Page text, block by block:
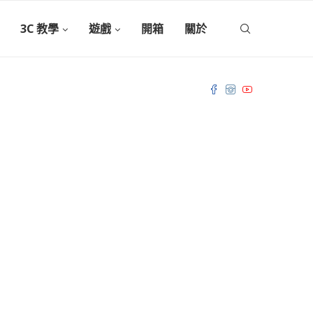
3C 教學 遊戲 開箱 關於